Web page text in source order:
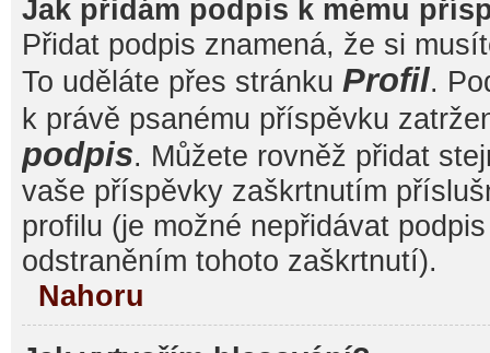
Jak přidám podpis k mému
Přidat podpis znamená, že si
To uděláte přes stránku Profil.
k právě psanému příspěvku
podpis. Můžete rovněž přidat
vaše příspěvky zaškrtnutím
profilu (je možné nepřidávat
odstraněním tohoto zaškrtnutí).
Nahoru